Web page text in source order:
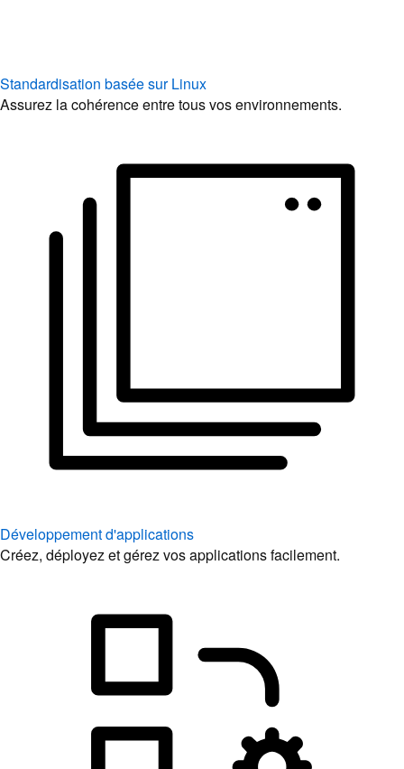
Standardisation basée sur Linux
Assurez la cohérence entre tous vos environnements.
Développement d'applications
Créez, déployez et gérez vos applications facilement.